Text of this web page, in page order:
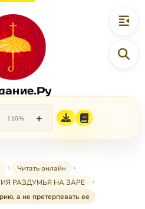
110% +
Читать онлайн
РАЗДУМЬЯ НА ЗАРЕ
а не претерпевать ее